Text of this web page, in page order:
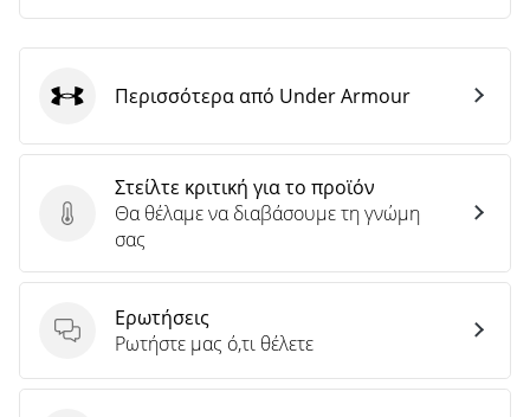
Στείλτε κριτική για το προϊόν
Στείλτε κριτική για το προϊόν
Θα θέλαμε να διαβάσουμε τη γνώμη
σας
Ερωτήσεις
Ερωτήσεις
Ρωτήστε μας ό,τι θέλετε
Under Armour
Περισσότερα από Under Armour